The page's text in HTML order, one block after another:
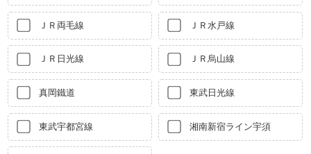
ＪＲ両毛線 ＪＲ水戸線
ＪＲ日光線 ＪＲ烏山線
真岡鐵道 東武日光線
東武宇都宮線 湘南新宿ライン宇須